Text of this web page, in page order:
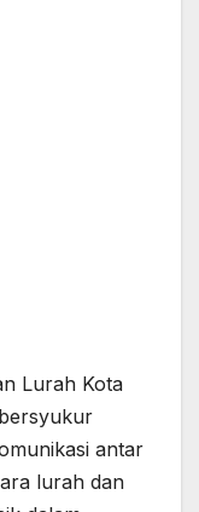
Lurah Kota
antar
lurah dan